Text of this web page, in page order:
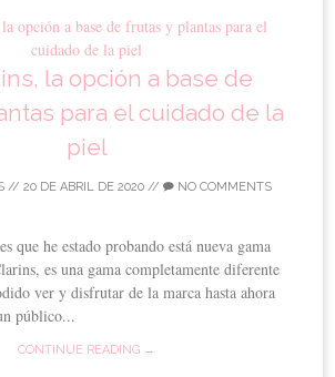
la opción a base de
para el cuidado de la
piel
// 20 DE ABRIL DE 2020// NO COMMENTS
que he estado probando está nueva gama
es una gama completamente diferente
ver y disfrutar de la marca hasta ahora
público...
CONTINUE READING →